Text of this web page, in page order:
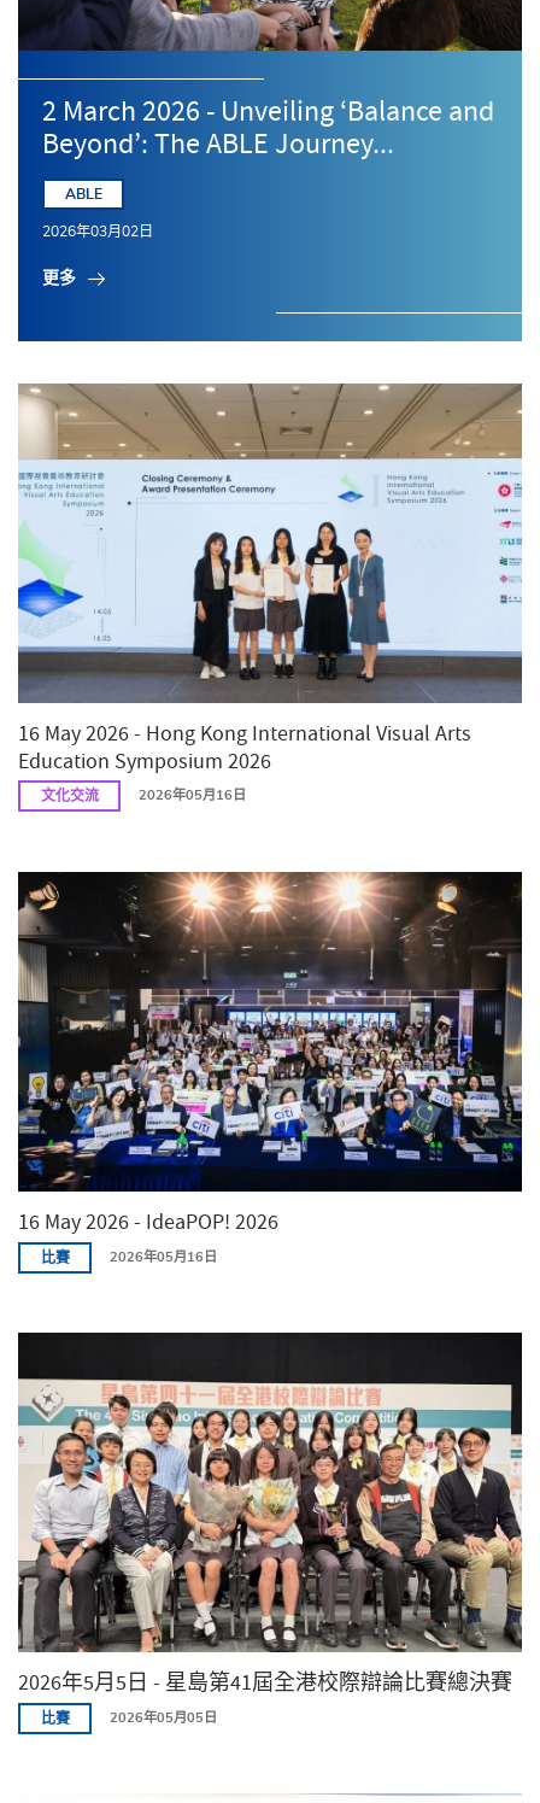
2 March 2026 - Unveiling ‘Balance and
Beyond’: The ABLE Journey...
ABLE
2026年03月02日
更多
16 May 2026 - Hong Kong International Visual Arts
Education Symposium 2026
文化交流 2026年05月16日
16 May 2026 - IdeaPOP! 2026
比賽 2026年05月16日
2026年5月5日 - 星島第41屆全港校際辯論比賽總決賽
比賽 2026年05月05日